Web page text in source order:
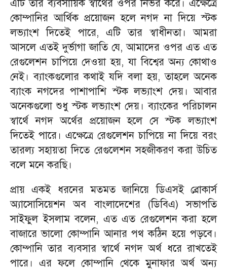
এটি তার ব্যবসায়িক স্বার্থের ওপর নির্ভর করে। এক্ষেত্রে
কোম্পানির আর্থিক প্রয়োজন হলে নগদ না দিয়ে স্টক
লভ্যাংশ দিতেই পারে, এটি তার স্বাধীনতা। আমরা
আসলে এতই দুর্ভাগা জাতি যে, আমাদের ওপর এত এত
রেগুলেশন চাপিয়ে দেওয়া হয়, যা বিশ্বের অন্য কোথাও
নেই। ব্যাংকগুলোর কথাই যদি বলা হয়, তাহলে অনেক
ব্যাংক নগদের পাশাপাশি স্টক লভ্যাংশ দেয়। আবার
অনেকগুলো শুধু স্টক লভ্যাংশ দেয়। ব্যাংকের পরিচালন
স্বার্থে নগদ অর্থের প্রয়োজন হলে সে স্টক লভ্যাংশ
দিতেই পারে। এক্ষেত্রে রেগুলেশন চাপিয়ে না দিয়ে বরং
তারল্য সহায়তা দিতে রেগুলেশন সহজীকরণ করা উচিত
বলে মনে করছি।
প্রায় একই ধরনের মতমত জানিয়ে ডিএসই ব্রোকার্স
অ্যাসোসিয়েশন অব বাংলাদেশের (ডিবিএ) সভাপতি
সাইফুল ইসলাম বলেন, এত এত রেগুলেশন করা হলে
বাজারে ভালো কোম্পানি আনার পথ কঠিন হয়ে পড়বে।
কোম্পানি তার ব্যবসার স্বার্থে নগদ অর্থ ধরে রাখতেই
পারে। এর ফলে কোম্পানি থেকে মুনাফার অর্থ অন্য